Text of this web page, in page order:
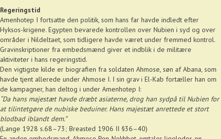
Regeringstid
Amenhotep I fortsatte den politik, som hans far havde indledt efter
Hyksos-krigene. Egypten bevarede kontrollen over Nubien i syd og over
områder i Nildeltaet, som tidligere havde været under fremmed kontrol.
Gravinskriptioner fra embedsmænd giver et indblik i de militære
aktiviteter i hans regeringstid.
Den vigtigste kilde er biografien fra soldaten Ahmose, søn af Abana, som
havde tjent allerede under Ahmose I. I sin grav i El-Kab fortæller han om
de kampagner, han deltog i under Amenhotep I:
“Da hans majestæt havde dræbt asiaterne, drog han sydpå til Nubien for
at tilintetgøre de nubiske beduiner. Hans majestæt anrettede et stort
blodbad iblandt dem.”
(Lange 1928 s.68–73; Breasted 1906 II §36–40)